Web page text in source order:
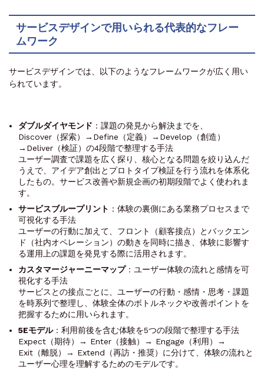
サービスデザインで用いられる代表的なフレー
ムワーク
サービスデザインでは、以下のようなフレームワークが広く用い
られています。
ダブルダイヤモンド ：課題の発見から解決までを、
Discover（探索）→Define（定義）→Develop（創造）
→Deliver（検証）の4段階で整理する手法
ユーザー調査で課題を広く探り、核心となる問題を絞り込んだ
うえで、アイデア創出とプロトタイプ検証を行う流れを体系化
したもの。サービス改善や新規企画の初期段階でよく使われま
す。
サービスブループリント ：体験の裏側にある業務プロセスまで
可視化する手法
ユーザーの行動に加えて、フロント（顧客接点）とバックエン
ド（社内オペレーション）の動きを同時に描き、体験に影響す
る運用上の課題を発見する際に活用されます。
カスタマージャーニーマップ：ユーザー体験の流れと感情を可
視化する手法
サービスとの接点ごとに、ユーザーの行動・感情・思考・課題
を時系列で整理し、体験全体のボトルネックや改善ポイントを
把握するために用いられます。
5Eモデル：利用前後を含む体験を5つの段階で整理する手法
Expect（期待）→ Enter（接触）→ Engage（利用）→
Exit（離脱）→ Extend（再訪・推奨）に分けて、体験の流れと
ユーザー心理を理解するためのモデルです。